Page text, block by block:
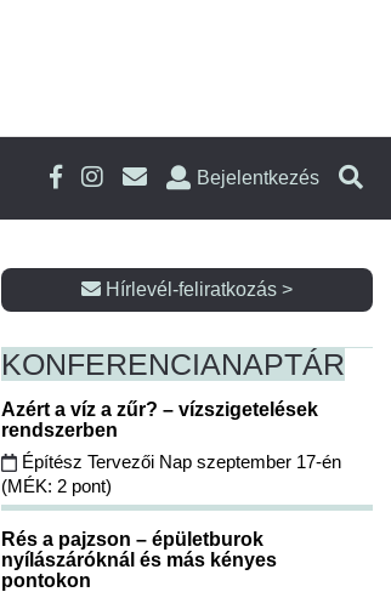
Bejelentkezés
Hírlevél-feliratkozás >
KONFERENCIANAPTÁR
Azért a víz a zűr? – vízszigetelések
rendszerben
Építész Tervezői Nap szeptember 17-én
(MÉK: 2 pont)
Rés a pajzson – épületburok
nyílászáróknál és más kényes
pontokon